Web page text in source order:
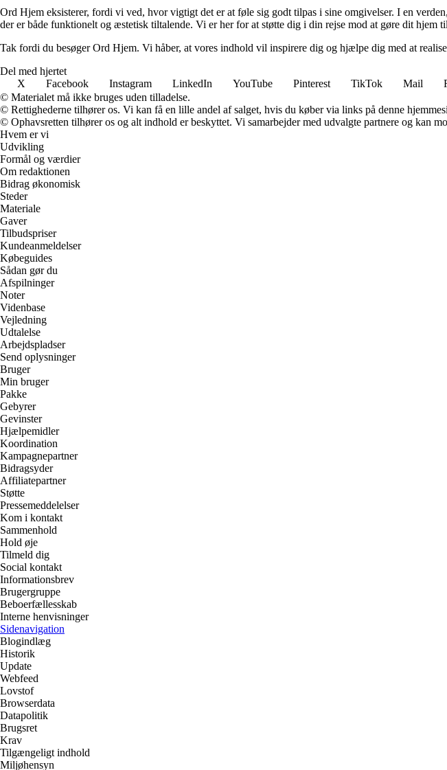
Ord Hjem eksisterer, fordi vi ved, hvor vigtigt det er at føle sig godt tilpas i sine omgivelser. I en
der er både funktionelt og æstetisk tiltalende. Vi er her for at støtte dig i din rejse mod at gøre dit hjem
Tak fordi du besøger Ord Hjem. Vi håber, at vores indhold vil inspirere dig og hjælpe dig med at
Del med hjertet
X
Facebook Instagram LinkedIn YouTube Pinterest TikTok Mail
© Materialet må ikke bruges uden tilladelse.
© Rettighederne tilhører os. Vi kan få en lille andel af salget, hvis du køber via links på denne
© Ophavsretten tilhører os og alt indhold er beskyttet. Vi samarbejder med udvalgte partnere og kan
Hvem er vi
Udvikling
Formål og værdier
Om redaktionen
Bidrag økonomisk
Steder
Materiale
Gaver
Tilbudspriser
Kundeanmeldelser
Købeguides
Sådan gør du
Afspilninger
Noter
Videnbase
Vejledning
Udtalelse
Arbejdspladser
Send oplysninger
Bruger
Min bruger
Pakke
Gebyrer
Gevinster
Hjælpemidler
Koordination
Kampagnepartner
Bidragsyder
Affiliatepartner
Støtte
Pressemeddelelser
Kom i kontakt
Sammenhold
Hold øje
Tilmeld dig
Social kontakt
Informationsbrev
Brugergruppe
Beboerfællesskab
Interne henvisninger
Sidenavigation
Blogindlæg
Historik
Update
Webfeed
Lovstof
Browserdata
Datapolitik
Brugsret
Krav
Tilgængeligt indhold
Miljøhensyn